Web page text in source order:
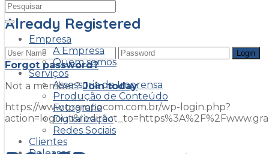
Empresa
A Empresa
Quem somos
Serviços
Assessoria de Imprensa
Produção de Conteúdo
Fotografia
Digitalização
Redes Sociais
Clientes
Already Registered
Forgot password?
Not a member?Join today
https://www.grampocom.com.br/wp-login.php?